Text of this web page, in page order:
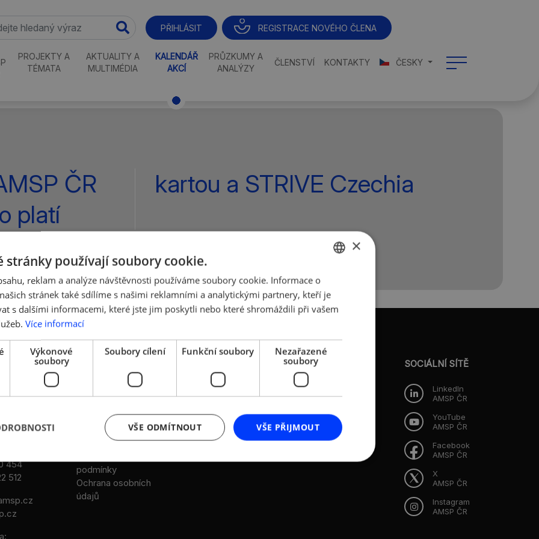
PŘIHLÁSIT REGISTRACE NOVÉHO ČLENA
PROJEKTY A
TÉMATA
AKTUALITY A
MULTIMÉDIA
KALENDÁŘ
AKCÍ
PRŮZKUMY A
ANALÝZY
ČLENSTVÍ KONTAKTY ČESKY
ČR
platí
kartou a STRIVE Czechia
94
454
512
Stanovy AMSP ČR
Aktuality a multimédia
TRADE NEWS
podmínky
Ochrana osobních
údajů
Legislativní rada
Legislativní partneři
O AMSP ČR
Představenstvo
Dozorčí rada
SOCIÁLNÍ SÍTĚ
LinkedIn
AMSP ČR
YouTube
AMSP ČR
Facebook
AMSP ČR
X
AMSP ČR
Instagram
AMSP ČR
ENGLISH
×
stránky používají soubory cookie.
reklam a analýze návštěvnosti používáme soubory cookie. Informace o
stránek také sdílíme s našimi reklamními a analytickými partnery, kteří je
s dalšími informacemi, které jste jim poskytli nebo které shromáždili při vašem
Více informací
Výkonové
soubory
Soubory cílení Funkční soubory
Nezařazené
soubory
VŠE PŘIJMOUT
VŠE ODMÍTNOUT